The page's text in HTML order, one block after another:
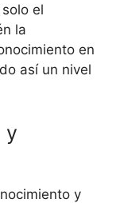
el
la
en
así un nivel
y
y